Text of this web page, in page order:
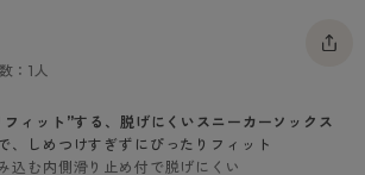
：1人
ィット”する、脱げにくいスニーカーソックス
、しめつけすぎずにぴったりフィット
込む内側滑り止め付で脱げにくい